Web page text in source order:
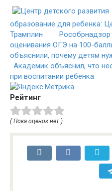
образование для ребенка:
Трамплин
Рособрнадзор
оценивания ОГЭ на 100-
объяснили, почему детям
Академик объяснил, что
при воспитании ребенка
Рейтинг
( Пока оценок нет )